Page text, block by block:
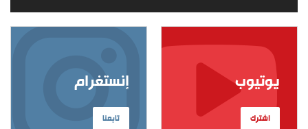
إنستغرام
تابعنا
يوتيوب
اشترك